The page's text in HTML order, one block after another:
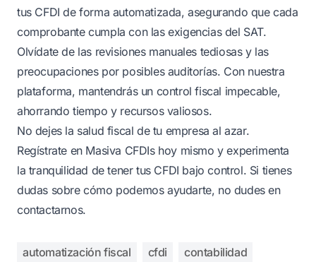
tus CFDI de forma automatizada, asegurando que cada
comprobante cumpla con las exigencias del SAT.
Olvídate de las revisiones manuales tediosas y las
preocupaciones por posibles auditorías. Con nuestra
plataforma, mantendrás un control fiscal impecable,
ahorrando tiempo y recursos valiosos.
No dejes la salud fiscal de tu empresa al azar.
Regístrate en Masiva CFDIs hoy mismo y experimenta
la tranquilidad de tener tus CFDI bajo control. Si tienes
dudas sobre cómo podemos ayudarte, no dudes en
contactarnos.
automatización fiscal cfdi
contabilidad